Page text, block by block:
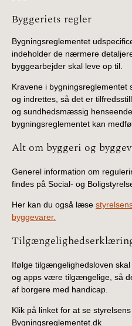
Information
Byggeriets regler
Bygningsreglementet
indeholder de nærmere
byggearbejder skal leve op til.
Kravene i
og indrettes, så det er
og sundhedsmæssig
bygningsreglementet kan
Alt om byggeri og
Generel information om
findes på Social- og
Her kan du også læse
byggevarer.
Ifølge tilgængelighedsloven
og apps være tilgængelige, så
af borgere med handicap.
Klik på linket for at se
Bygningsreglementet.dk